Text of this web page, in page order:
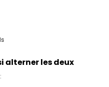
alterner les deux